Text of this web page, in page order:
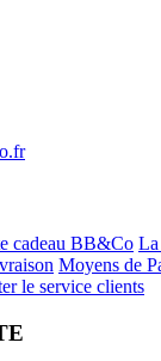
cadeau BB&Co La
Moyens de
le service clients